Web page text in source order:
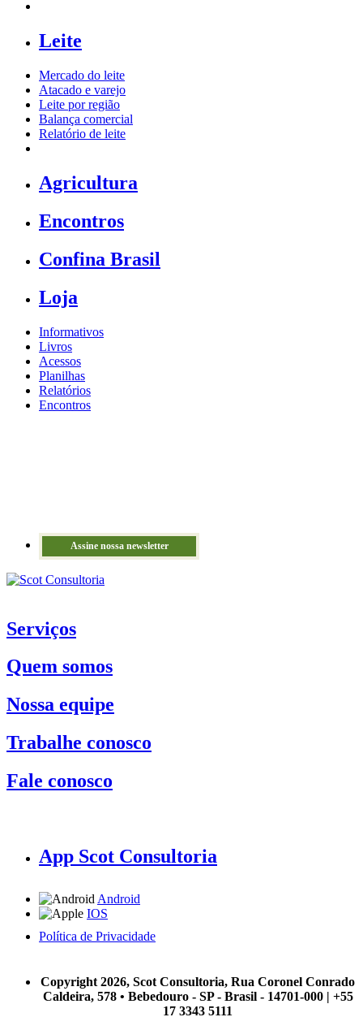
Leite
Mercado do leite
Atacado e varejo
Leite por região
Balança comercial
Relatório de leite
Agricultura
Encontros
Confina Brasil
Loja
Informativos
Livros
Acessos
Planilhas
Relatórios
Encontros
Assine nossa newsletter
Serviços
Quem somos
Nossa equipe
Trabalhe conosco
Fale conosco
App Scot Consultoria
Android
IOS
Política de Privacidade
Copyright 2026, Scot Consultoria, Rua Coronel Conrado
Caldeira, 578 • Bebedouro - SP - Brasil - 14701-000 | +55
17 3343 5111